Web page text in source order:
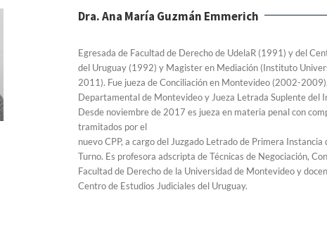
Dra. Ana María Guzmán Emmerich
Egresada de Facultad de Derecho de UdelaR (1991) y del
del Uruguay (1992) y Magister en Mediación (Instituto
2011). Fue jueza de Conciliación en Montevideo (2002-
Departamental de Montevideo y Jueza Letrada Suplente
Desde noviembre de 2017 es jueza en materia penal con
tramitados por el
nuevo CPP, a cargo del Juzgado Letrado de Primera
Turno. Es profesora adscripta de Técnicas de Negociación,
Facultad de Derecho de la Universidad de Montevideo y
Centro de Estudios Judiciales del Uruguay.